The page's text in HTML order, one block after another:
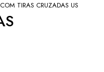
TIRAS CRUZADAS US